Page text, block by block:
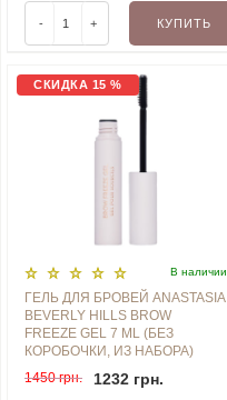
- + КУПИТЬ
СКИДКА 15 %
В наличии
ГЕЛЬ ДЛЯ БРОВЕЙ ANASTASIA
BEVERLY HILLS BROW
FREEZE GEL 7 ML (БЕЗ
КОРОБОЧКИ, ИЗ НАБОРА)
1450 грн.
1232 грн.